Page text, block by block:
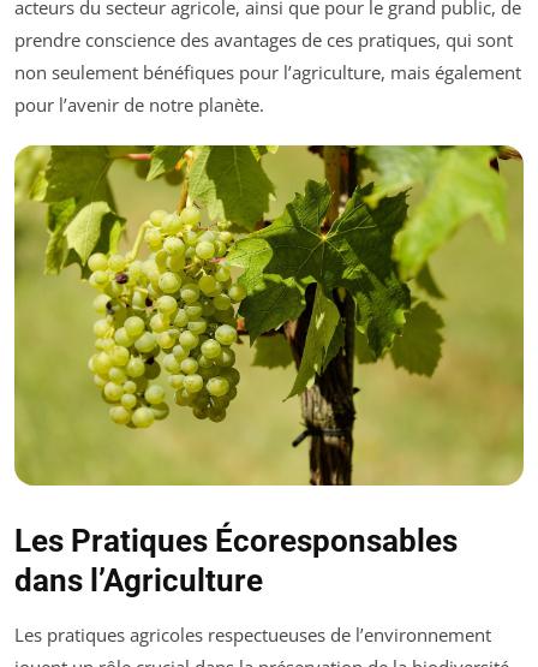
acteurs du secteur agricole, ainsi que pour le grand public, de
prendre conscience des avantages de ces pratiques, qui sont
non seulement bénéfiques pour l’agriculture, mais également
pour l’avenir de notre planète.
Les Pratiques Écoresponsables
dans l’Agriculture
Les pratiques agricoles respectueuses de l’environnement